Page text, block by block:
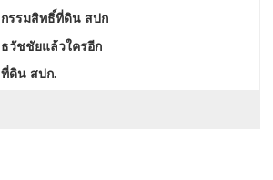
กรรมสิทธิ์ที่ดิน สปก
ธวัชชัยแล้วใครอีก
ที่ดิน สปก.